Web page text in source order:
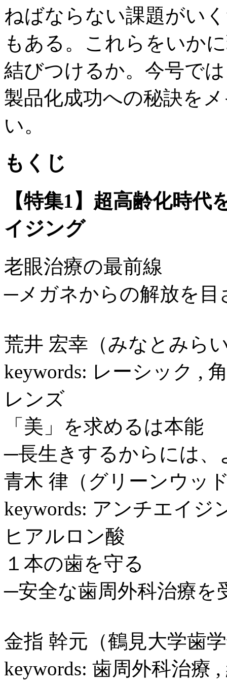
ねばならない課題がい
もある。これらをいか
結びつけるか。今号で
製品化成功への秘訣を
い。
もくじ
【特集1】超高齢化時
イジング
老眼治療の最前線
─メガネからの解放を目
荒井 宏幸（みなとみら
keywords: レーシック ,
レンズ
「美」を求めるは本能
─長生きするからには、
青木 律（グリーンウッ
keywords: アンチエイジ
ヒアルロン酸
１本の歯を守る
─安全な歯周外科治療を
金指 幹元（鶴見大学歯
keywords: 歯周外科治療